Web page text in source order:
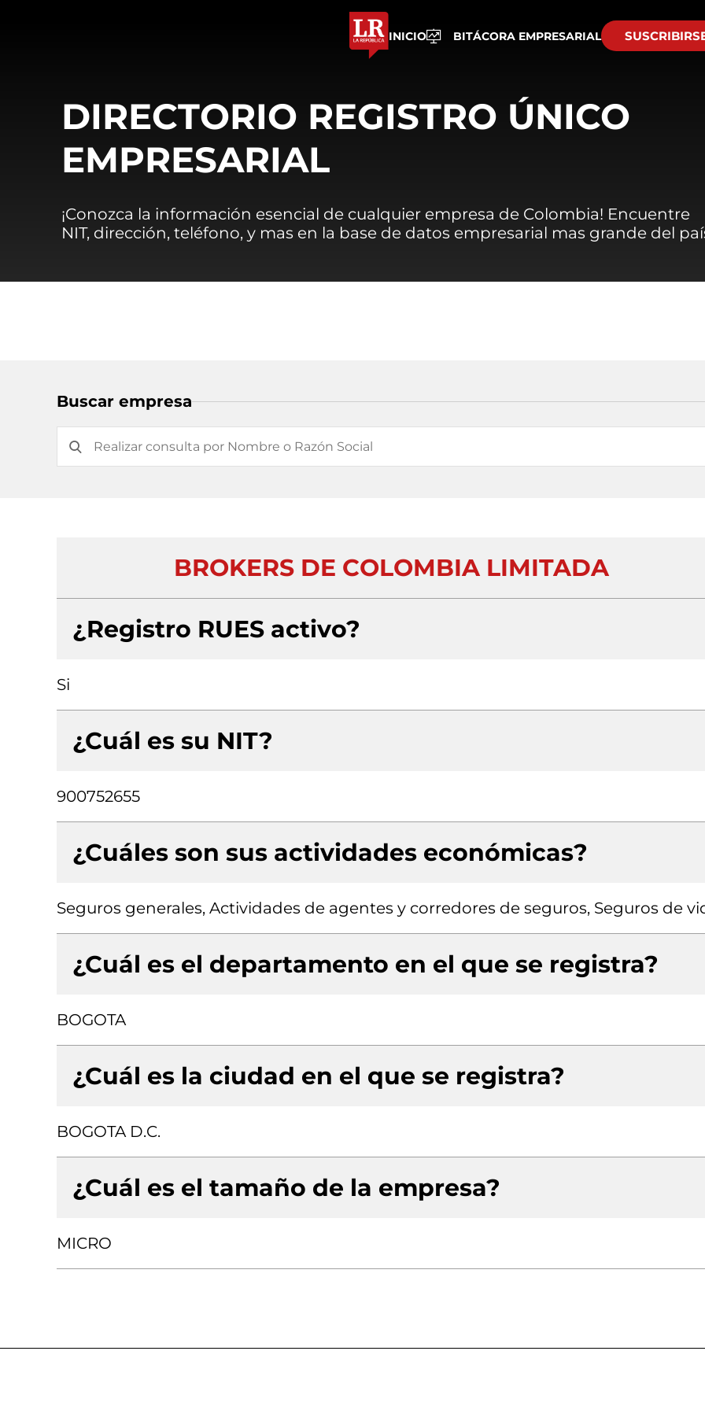
INICIO BITÁCORA EMPRESARIAL
DIRECTORIO REGISTRO ÚNICO
EMPRESARIAL
¡Conozca la información esencial de cualquier empresa de Colombia! Encuentre
NIT, dirección, teléfono, y mas en la base de datos empresarial mas grande del
Buscar empresa
BROKERS DE COLOMBIA LIMITADA
¿Registro RUES activo?
Si
¿Cuál es su NIT?
900752655
¿Cuáles son sus actividades económicas?
Seguros generales, Actividades de agentes y corredores de seguros, Seguros de
¿Cuál es el departamento en el que se registra?
BOGOTA
¿Cuál es la ciudad en el que se registra?
BOGOTA D.C.
¿Cuál es el tamaño de la empresa?
MICRO